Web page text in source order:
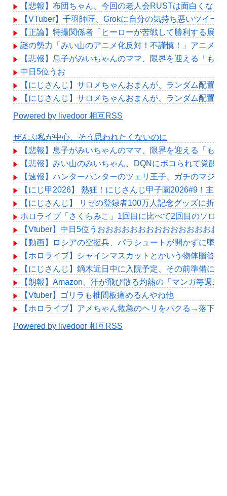
【悲報】布団ちゃん、今回の老人会RUSTは面白くなら
【VTuber】千羽師匠、Grokに自分の気持ち悪いツイー
【正論】特撮関係者「ヒーローが苦戦して勝利する展
謎の勢力「みい山のアニメ化反対！不謹慎！」アニメ
【悲報】息子がみいちゃんのママ、限界を迎える「も
中日5位うお
【にじさんじ】サロメちゃんおまんが、ランダム配置
【にじさんじ】サロメちゃんおまんが、ランダム配置
Powered by livedoor 相互RSS
ぜんぶ私が中心、そう思われたくないのに
【悲報】息子がみいちゃんのママ、限界を迎える「も
【悲報】みい山のみいちゃん、DQNにボコられて覚醒
【速報】ハンターハンターのツェリ王子、ガチのマジで
【にじ甲2026】 熱狂！にじさんじ甲子園2026#9！主
【にじさんじ】 リゼの登録者100万人記念グッズに折
ホロライブ「さくらみこ」1回目に比べて2回目のソロ
【Vtuber】中日5位うおおおおおおおおおおおおおおお
【動画】ロシアの空挺兵、パラシュートが開かずに墜落
【ホロライブ】シャインマスカットとかいう物体贈答
【にじさんじ】鏑木近日中に入院予定、その前準備に
【朗報】Amazon、汗が飛び散る灼熱の「マンガ毎週末
【Vtuber】ゴリラも椎間板痛めるんやね他
【ホロライブ】アメちゃん救急のヘリをパクる→落下【
Powered by livedoor 相互RSS